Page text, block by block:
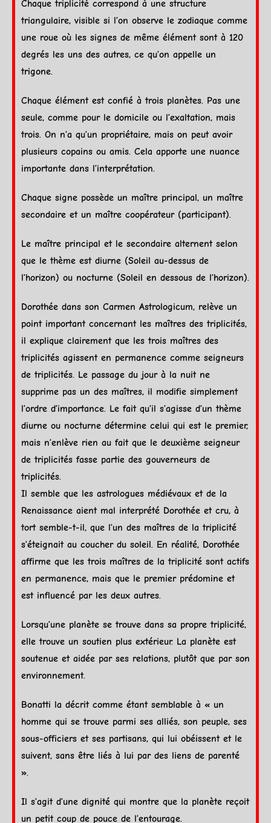
Chaque triplicité correspond à une structure
triangulaire, visible si l’on observe le zodiaque comme
une roue où les signes de même élément sont à 120
degrés les uns des autres, ce qu’on appelle un
trigone.
Chaque élément est confié à trois planètes. Pas une
seule, comme pour le domicile ou l’exaltation, mais
trois. On n’a qu’un propriétaire, mais on peut avoir
plusieurs copains ou amis. Cela apporte une nuance
importante dans l’interprétation.
Chaque signe possède un maître principal, un maître
secondaire et un maître coopérateur (participant).
Le maître principal et le secondaire alternent selon
que le thème est diurne (Soleil au-dessus de
l’horizon) ou nocturne (Soleil en dessous de l’horizon).
Dorothée dans son Carmen Astrologicum, relève un
point important concernant les maîtres des triplicités,
il explique clairement que les trois maîtres des
triplicités agissent en permanence comme seigneurs
de triplicités. Le passage du jour à la nuit ne
supprime pas un des maîtres, il modifie simplement
l’ordre d’importance. Le fait qu’il s’agisse d’unthème
diurne ou nocturne détermine celui qui est le premier,
mais n’enlève rien au fait que le deuxième seigneur
de triplicités fasse partie des gouverneurs de
triplicités.
Il semble que les astrologues médiévaux et de la
Renaissance aient mal interprété Dorothée et cru, à
tort semble-t-il, que l’un des maîtres de la triplicité
s’éteignait au coucher du soleil. En réalité, Dorothée
affirme que les trois maîtres de la triplicité sont actifs
en permanence, mais que le premier prédomine et
est influencé par les deux autres.
Lorsqu’une planète se trouve dans sa propre triplicité,
elle trouve un soutien plus extérieur. La planète est
soutenue et aidée par ses relations, plutôt que par son
environnement.
Bonatti la décrit comme étant semblable à « un
homme qui se trouve parmi ses alliés, son peuple, ses
sous-officiers et ses partisans, qui lui obéissent et le
suivent, sans être liés à lui par des liens de parenté
».
Il s’agit d’une dignité qui montre que la planète reçoit
un petit coup de pouce de l’entourage.